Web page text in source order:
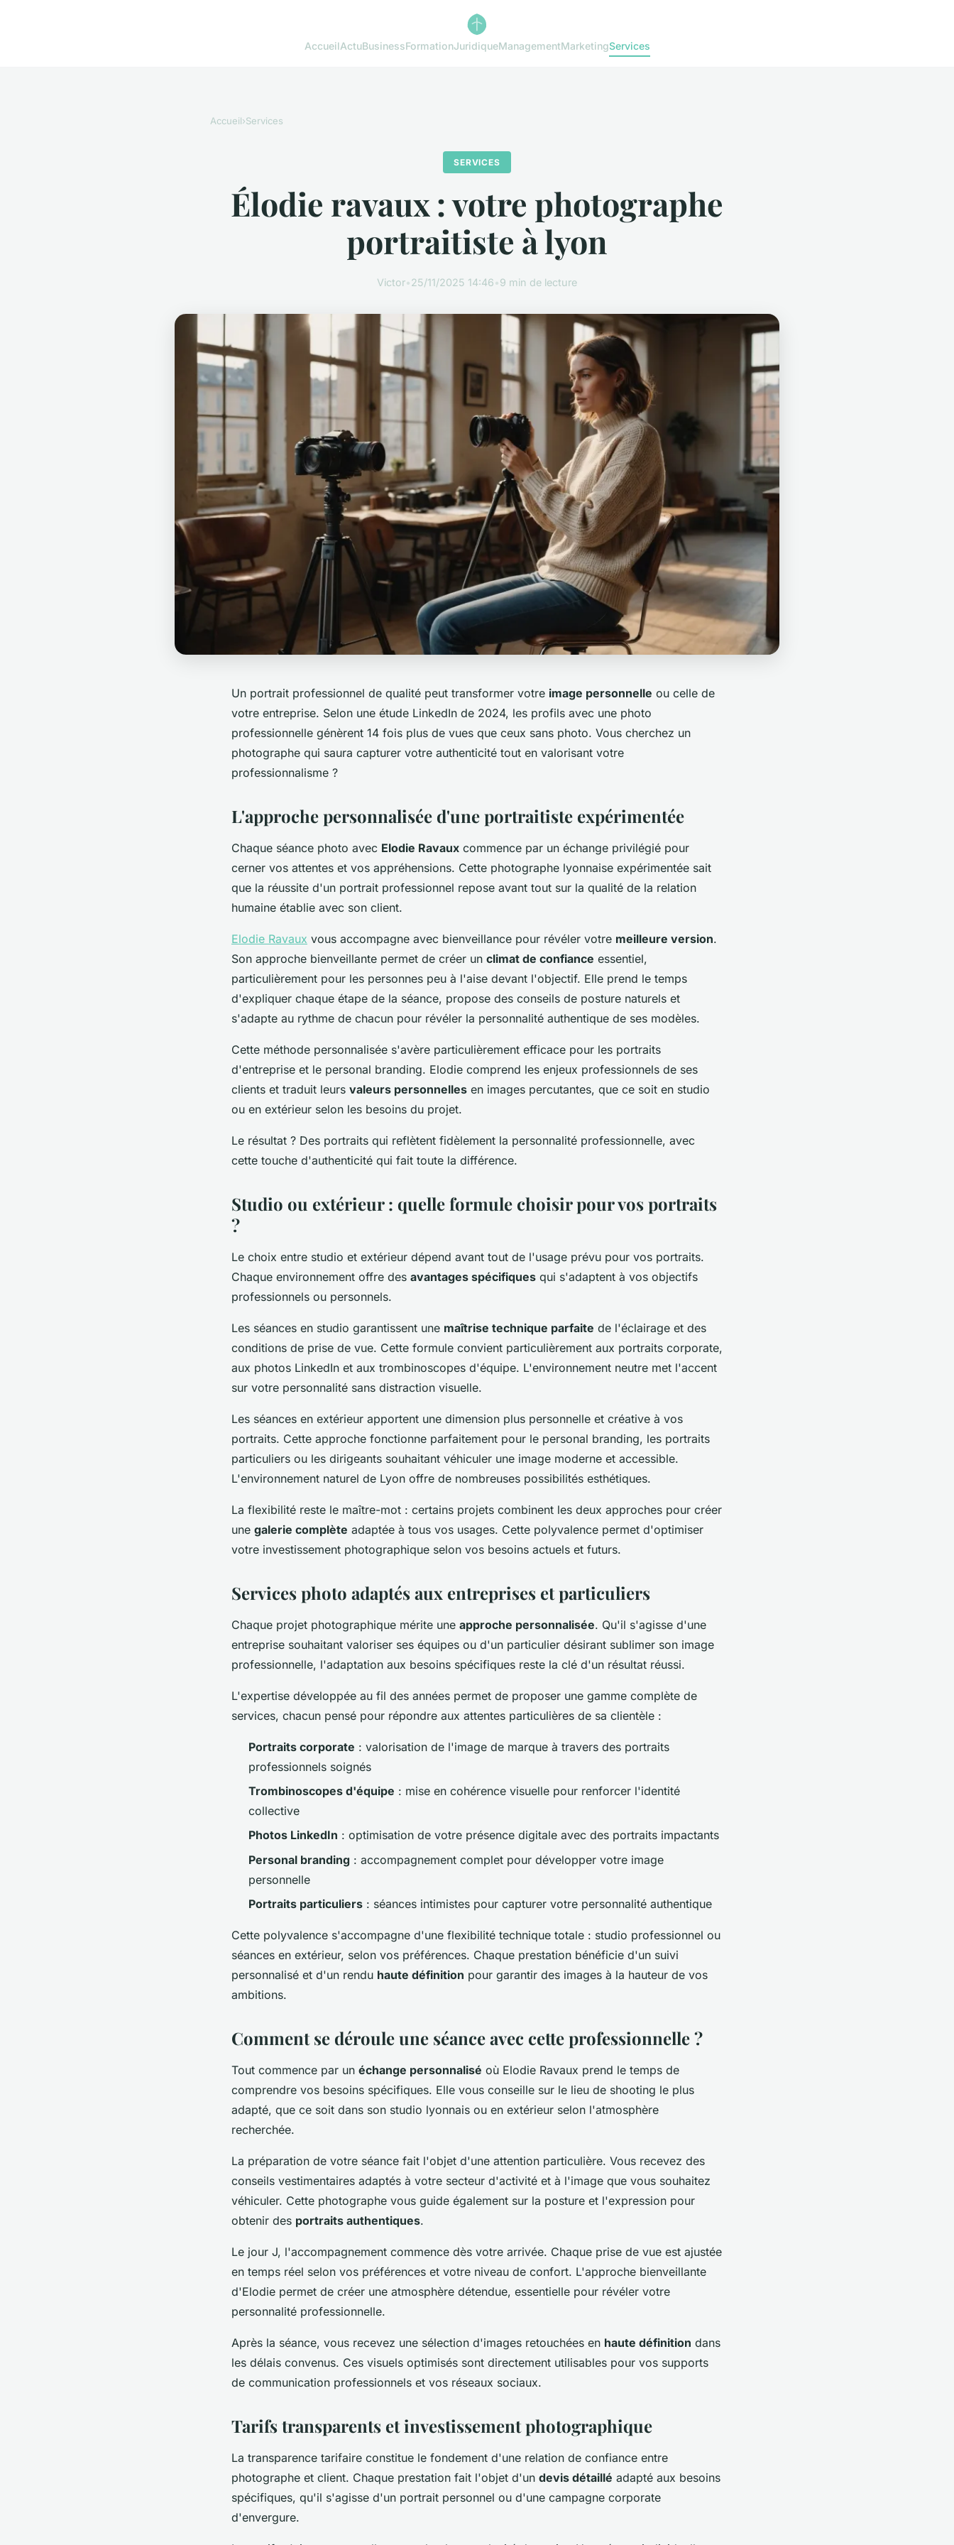
AccueilActuBusinessFormationJuridiqueManagementMarketingServices
Accueil›Services
SERVICES
Élodie ravaux : votre photographe
portraitiste à lyon
Victor•25/11/2025 14:46•9 min de lecture
Un portrait professionnel de qualité peut transformer votre image personnelle ou celle de
votre entreprise. Selon une étude LinkedIn de 2024, les profils avec une photo
professionnelle génèrent 14 fois plus de vues que ceux sans photo. Vous cherchez un
photographe qui saura capturer votre authenticité tout en valorisant votre
professionnalisme ?
L'approche personnalisée d'une portraitiste expérimentée
Chaque séance photo avec Elodie Ravaux commence par un échange privilégié pour
cerner vos attentes et vos appréhensions. Cette photographe lyonnaise expérimentée sait
que la réussite d'un portrait professionnel repose avant tout sur la qualité de la relation
humaine établie avec son client.
Elodie Ravaux vous accompagne avec bienveillance pour révéler votre meilleure version.
Son approche bienveillante permet de créer un climat de confiance essentiel,
particulièrement pour les personnes peu à l'aise devant l'objectif. Elle prend le temps
d'expliquer chaque étape de la séance, propose des conseils de posture naturels et
s'adapte au rythme de chacun pour révéler la personnalité authentique de ses modèles.
Cette méthode personnalisée s'avère particulièrement efficace pour les portraits
d'entreprise et le personal branding. Elodie comprend les enjeux professionnels de ses
clients et traduit leurs valeurs personnelles en images percutantes, que ce soit en studio
ou en extérieur selon les besoins du projet.
Le résultat ? Des portraits qui reflètent fidèlement la personnalité professionnelle, avec
cette touche d'authenticité qui fait toute la différence.
Studio ou extérieur : quelle formule choisir pour vos portraits
?
Le choix entre studio et extérieur dépend avant tout de l'usage prévu pour vos portraits.
Chaque environnement offre des avantages spécifiques qui s'adaptent à vos objectifs
professionnels ou personnels.
Les séances en studio garantissent une maîtrise technique parfaite de l'éclairage et des
conditions de prise de vue. Cette formule convient particulièrement aux portraits corporate,
aux photos LinkedIn et aux trombinoscopes d'équipe. L'environnement neutre met l'accent
sur votre personnalité sans distraction visuelle.
Les séances en extérieur apportent une dimension plus personnelle et créative à vos
portraits. Cette approche fonctionne parfaitement pour le personal branding, les portraits
particuliers ou les dirigeants souhaitant véhiculer une image moderne et accessible.
L'environnement naturel de Lyon offre de nombreuses possibilités esthétiques.
La flexibilité reste le maître-mot : certains projets combinent les deux approches pour créer
une galerie complète adaptée à tous vos usages. Cette polyvalence permet d'optimiser
votre investissement photographique selon vos besoins actuels et futurs.
Services photo adaptés aux entreprises et particuliers
Chaque projet photographique mérite une approche personnalisée. Qu'il s'agisse d'une
entreprise souhaitant valoriser ses équipes ou d'un particulier désirant sublimer son image
professionnelle, l'adaptation aux besoins spécifiques reste la clé d'un résultat réussi.
L'expertise développée au fil des années permet de proposer une gamme complète de
services, chacun pensé pour répondre aux attentes particulières de sa clientèle :
Portraits corporate : valorisation de l'image de marque à travers des portraits
professionnels soignés
Trombinoscopes d'équipe : mise en cohérence visuelle pour renforcer l'identité
collective
Photos LinkedIn : optimisation de votre présence digitale avec des portraits impactants
Personal branding : accompagnement complet pour développer votre image
personnelle
Portraits particuliers : séances intimistes pour capturer votre personnalité authentique
Cette polyvalence s'accompagne d'une flexibilité technique totale : studio professionnel ou
séances en extérieur, selon vos préférences. Chaque prestation bénéficie d'un suivi
personnalisé et d'un rendu haute définition pour garantir des images à la hauteur de vos
ambitions.
Comment se déroule une séance avec cette professionnelle ?
Tout commence par un échange personnalisé où Elodie Ravaux prend le temps de
comprendre vos besoins spécifiques. Elle vous conseille sur le lieu de shooting le plus
adapté, que ce soit dans son studio lyonnais ou en extérieur selon l'atmosphère
recherchée.
La préparation de votre séance fait l'objet d'une attention particulière. Vous recevez des
conseils vestimentaires adaptés à votre secteur d'activité et à l'image que vous souhaitez
véhiculer. Cette photographe vous guide également sur la posture et l'expression pour
obtenir des portraits authentiques.
Le jour J, l'accompagnement commence dès votre arrivée. Chaque prise de vue est ajustée
en temps réel selon vos préférences et votre niveau de confort. L'approche bienveillante
d'Elodie permet de créer une atmosphère détendue, essentielle pour révéler votre
personnalité professionnelle.
Après la séance, vous recevez une sélection d'images retouchées en haute définition dans
les délais convenus. Ces visuels optimisés sont directement utilisables pour vos supports
de communication professionnels et vos réseaux sociaux.
Tarifs transparents et investissement photographique
La transparence tarifaire constitue le fondement d'une relation de confiance entre
photographe et client. Chaque prestation fait l'objet d'un devis détaillé adapté aux besoins
spécifiques, qu'il s'agisse d'un portrait personnel ou d'une campagne corporate
d'envergure.